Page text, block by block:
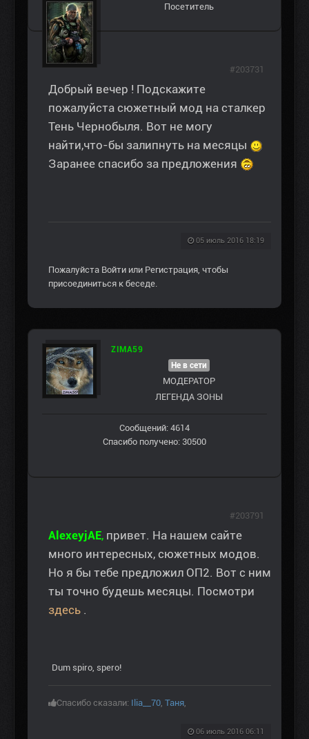
Посетитель
Добрый вечер ! Подскажите
пожалуйста сюжетный мод на сталкер
Тень Чернобыля. Вот не могу
найти,что-бы залипнуть на месяцы
Заранее спасибо за предложения
05 июль 2016 18:19
#203731
Пожалуйста Войти или Регистрация , чтобы
присоединиться к беседе.
ZIMA59
Не в сети
МОДЕРАТОР
ЛЕГЕНДА ЗОНЫ
Сообщений: 4614
Спасибо получено: 30500
AlexeyjAE, привет. На нашем сайте
много интересных, сюжетных модов.
Но я бы тебе предложил ОП2. Вот с ним
ты точно будешь месяцы. Посмотри
здесь .
Dum spiro, spero!
Спасибо сказали: Ilia__70 Таня
06 июль 2016 06:11
#203791